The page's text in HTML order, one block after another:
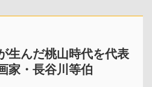
生んだ桃山時代を代表
家・長谷川等伯